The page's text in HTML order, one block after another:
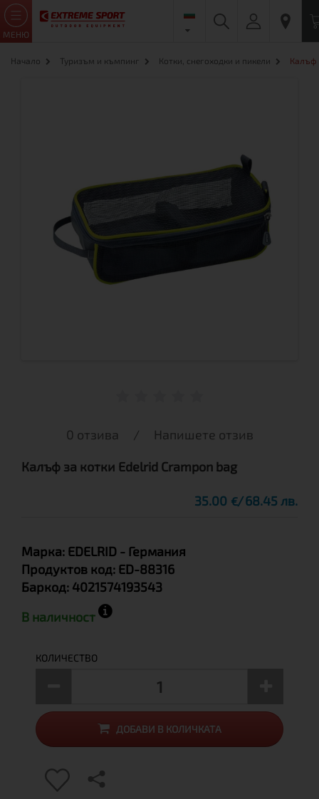
МЕНЮ
Начало Туризъм и къмпинг Котки, снегоходки и пикели Калъф
0 отзива / Напишете отзив
Калъф за котки Edelrid Crampon bag
35.00 € 68.45 лв.
Марка: EDELRID - Германия
Продуктов код: ED-88316
Баркод: 4021574193543
В наличност
КОЛИЧЕСТВО
ДОБАВИ В КОЛИЧКАТА